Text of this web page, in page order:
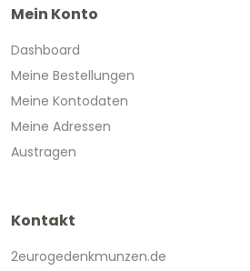
Mein Konto
Dashboard
Meine Bestellungen
Meine Kontodaten
Meine Adressen
Austragen
Kontakt
2eurogedenkmunzen.de